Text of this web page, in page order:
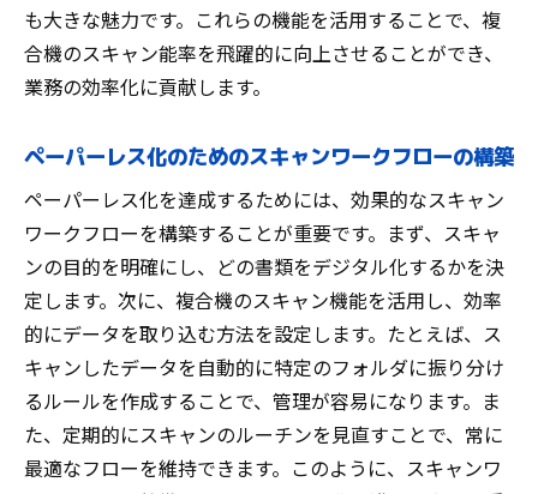
も大きな魅力です。これらの機能を活用することで、複
合機のスキャン能率を飛躍的に向上させることができ、
業務の効率化に貢献します。
ペーパーレス化のためのスキャンワークフローの構築
ペーパーレス化を達成するためには、効果的なスキャン
ワークフローを構築することが重要です。まず、スキャ
ンの目的を明確にし、どの書類をデジタル化するかを決
定します。次に、複合機のスキャン機能を活用し、効率
的にデータを取り込む方法を設定します。たとえば、ス
キャンしたデータを自動的に特定のフォルダに振り分け
るルールを作成することで、管理が容易になります。ま
た、定期的にスキャンのルーチンを見直すことで、常に
最適なフローを維持できます。このように、スキャンワ